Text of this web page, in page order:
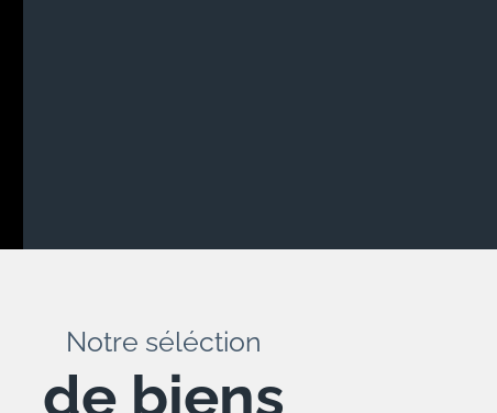
Notre séléction
de biens